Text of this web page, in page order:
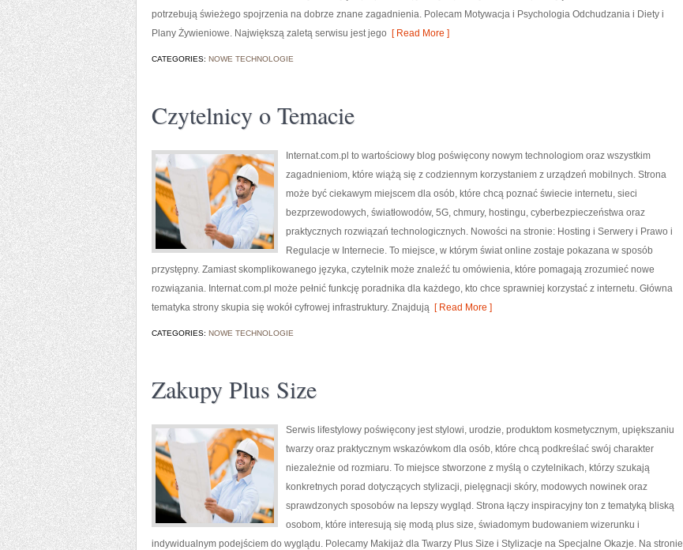
potrzebują świeżego spojrzenia na dobrze znane zagadnienia. Polecam Motywacja i Psychologia Odchudzania i Diety i
Plany Żywieniowe. Największą zaletą serwisu jest jego [ Read More ]
CATEGORIES: NOWE TECHNOLOGIE
Czytelnicy o Temacie
Internat.com.pl to wartościowy blog poświęcony nowym technologiom oraz wszystkim
zagadnieniom, które wiążą się z codziennym korzystaniem z urządzeń mobilnych. Strona
może być ciekawym miejscem dla osób, które chcą poznać świecie internetu, sieci
bezprzewodowych, światłowodów, 5G, chmury, hostingu, cyberbezpieczeństwa oraz
praktycznych rozwiązań technologicznych. Nowości na stronie: Hosting i Serwery i Prawo i
Regulacje w Internecie. To miejsce, w którym świat online zostaje pokazana w sposób
przystępny. Zamiast skomplikowanego języka, czytelnik może znaleźć tu omówienia, które pomagają zrozumieć nowe
rozwiązania. Internat.com.pl może pełnić funkcję poradnika dla każdego, kto chce sprawniej korzystać z internetu. Główna
tematyka strony skupia się wokół cyfrowej infrastruktury. Znajdują [ Read More ]
CATEGORIES: NOWE TECHNOLOGIE
Zakupy Plus Size
Serwis lifestylowy poświęcony jest stylowi, urodzie, produktom kosmetycznym, upiększaniu
twarzy oraz praktycznym wskazówkom dla osób, które chcą podkreślać swój charakter
niezależnie od rozmiaru. To miejsce stworzone z myślą o czytelnikach, którzy szukają
konkretnych porad dotyczących stylizacji, pielęgnacji skóry, modowych nowinek oraz
sprawdzonych sposobów na lepszy wygląd. Strona łączy inspiracyjny ton z tematyką bliską
osobom, które interesują się modą plus size, świadomym budowaniem wizerunku i
indywidualnym podejściem do wyglądu. Polecamy Makijaż dla Twarzy Plus Size i Stylizacje na Specjalne Okazje. Na stronie